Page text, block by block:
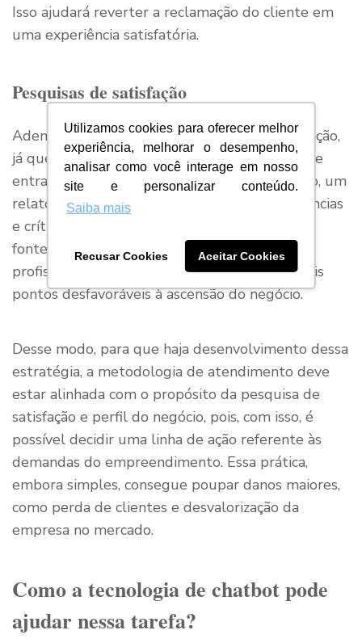
Utilizamos cookies para oferecer melhor
experiência, melhorar o desempenho,
analisar como você interage em nosso
site e personalizar conteúdo.
Saiba mais
Recusar Cookies Aceitar Cookies
Isso ajudará reverter a reclamação do cliente em
uma experiência satisfatória.
Pesquisas de satisfação
Ademais, é válido realizar pesquisas de satisfação,
já que essa ferramenta auxilia na eliminação de
entraves no empreendimento. A esse respeito, um
relatório bem elaborado contendo as experiências
e críticas dos seus clientes é uma importante
fonte de informações que, ao ser avaliada por
profissionais qualificados, apontará os principais
pontos desfavoráveis à ascensão do negócio.
Desse modo, para que haja desenvolvimento dessa
estratégia, a metodologia de atendimento deve
estar alinhada com o propósito da pesquisa de
satisfação e perfil do negócio, pois, com isso, é
possível decidir uma linha de ação referente às
demandas do empreendimento. Essa prática,
embora simples, consegue poupar danos maiores,
como perda de clientes e desvalorização da
empresa no mercado.
Como a tecnologia de chatbot pode
ajudar nessa tarefa?